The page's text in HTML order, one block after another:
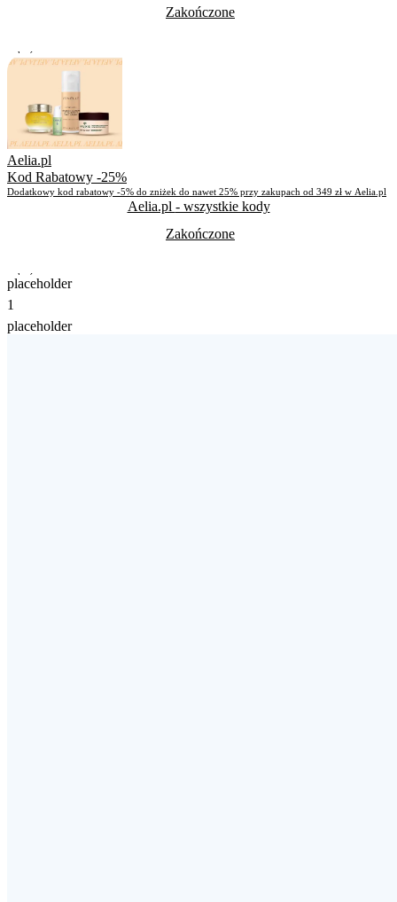
Zakończone
Zakończone
Aelia.pl
Kod Rabatowy -25%
Dodatkowy kod rabatowy -5% do zniżek do nawet 25% przy zakupach od 349 zł w Aelia.pl
Aelia.pl - wszystkie kody
Zakończone
Zakończone
Skorzystało
placeholder
1
placeholder